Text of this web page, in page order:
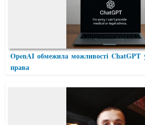
OpenAI обмежила можливості ChatGPT
права